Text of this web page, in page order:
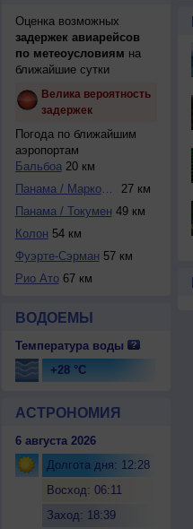
Оценка возможных
задержек авиарейсов
по метеоусловиям на
ближайшие сутки
Велика вероятность
задержек
Погода по ближайшим
аэропортам
Бальбоа20 км
Панама / Маркос А...
27 км
Панама / Токумен 49 км
Колон 54 км
Фуэрте-Сэрман 57 км
Рио Ато67 км
ВОДОЕМЫ
Температура воды
+28 °C
АСТРОНОМИЯ
6 августа 2026
Долгота дня: 12:28
Восход: 06:11
Заход: 18:39